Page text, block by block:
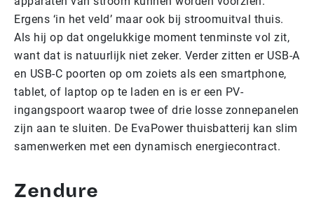
Ergens ‘in het veld’ maar ook bij stroomuitval thuis.
Als hij op dat ongelukkige moment tenminste vol zit,
want dat is natuurlijk niet zeker. Verder zitten er USB-A
en USB-C poorten op om zoiets als een smartphone,
tablet, of laptop op te laden en is er een PV-
ingangspoort waarop twee of drie losse zonnepanelen
zijn aan te sluiten. De EvaPower thuisbatterij kan slim
samenwerken met een dynamisch energiecontract.
Zendure